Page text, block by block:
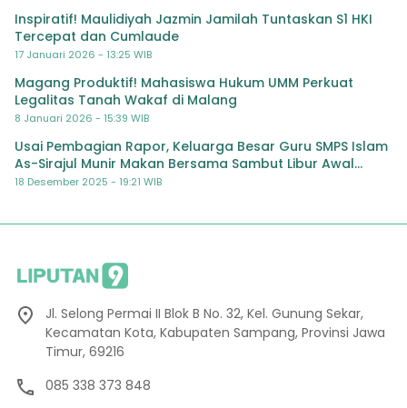
Inspiratif! Maulidiyah Jazmin Jamilah Tuntaskan S1 HKI
Tercepat dan Cumlaude
17 Januari 2026 - 13:25 WIB
Magang Produktif! Mahasiswa Hukum UMM Perkuat
Legalitas Tanah Wakaf di Malang
8 Januari 2026 - 15:39 WIB
Usai Pembagian Rapor, Keluarga Besar Guru SMPS Islam
As-Sirajul Munir Makan Bersama Sambut Libur Awal
Semester
18 Desember 2025 - 19:21 WIB
Jl. Selong Permai II Blok B No. 32, Kel. Gunung Sekar,
Kecamatan Kota, Kabupaten Sampang, Provinsi Jawa
Timur, 69216
085 338 373 848